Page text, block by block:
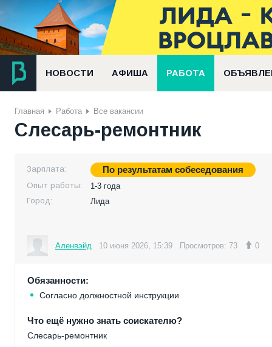
НОВОСТИ АФИША РАБОТА
Главная Работа Все вакансии
Слесарь-ремонтник
Зарплата: По результатам собеседования
Опыт работы:
1-3 года
Город:
Лида
Аленвэйд 10 июня 2026, 15:39 Просмотров: 73 0
Обязанности:
Согласно должностной инструкции
Что ещё нужно знать соискателю?
Слесарь-ремонтник